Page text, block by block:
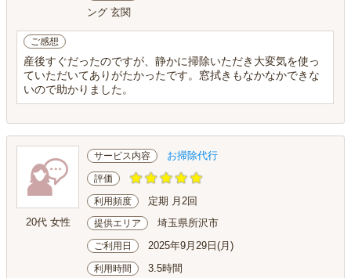
ング 玄関
ご感想
産後すぐだったのですが、静かに掃除いただき大変気を使っ
ていただいてありがたかったです。窓拭きもなかなかできな
いので助かりました。
20代 女性
サービス内容 お掃除代行
評価
利用頻度 定期 月2回
提供エリア 埼玉県所沢市
ご利用日 2025年9月29日(月)
利用時間 3.5時間